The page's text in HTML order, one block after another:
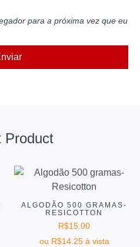
para a próxima vez que eu
Product
ALGODÃO 500 GRAMAS-
RESICOTTON
R$15.00
ou R$14.25 à vista